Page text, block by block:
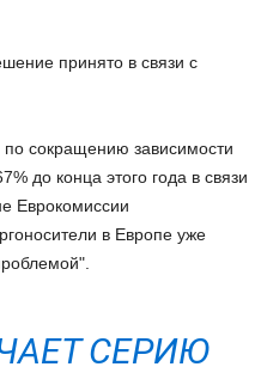
принято в связи с
сокращению зависимости
до конца этого года в связи
Еврокомиссии
в Европе уже
СЕРИЮ